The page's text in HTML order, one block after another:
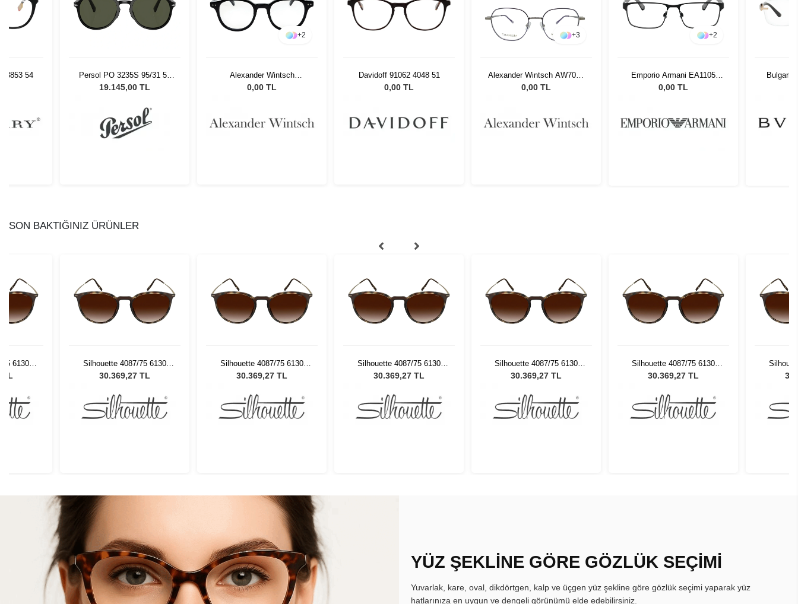
3853 54
Persol PO 3235S 95/31 55
Unisex Güneş Gözlüğü
19.145,00 TL
+2
Alexander Wintsch
AWD5009 C4
0,00 TL
Davidoff 91062 4048 51
0,00 TL
+3
Alexander Wintsch AW7006
C1
0,00 TL
+2
Emporio Armani EA1105
3014 54
0,00 TL
Bulgari
SON BAKTIĞINIZ ÜRÜNLER
6130
TL
Silhouette 4087/75 6130
Kadın Güneş Gözlüğü
30.369,27 TL
Silhouette 4087/75 6130
Kadın Güneş Gözlüğü
30.369,27 TL
Silhouette 4087/75 6130
Kadın Güneş Gözlüğü
30.369,27 TL
Silhouette 4087/75 6130
Kadın Güneş Gözlüğü
30.369,27 TL
Silhouette 4087/75 6130
Kadın Güneş Gözlüğü
30.369,27 TL
YÜZ ŞEKLİNE GÖRE GÖZLÜK SEÇİMİ
Yuvarlak, kare, oval, dikdörtgen, kalp ve üçgen yüz şekline göre gözlük seçimi yaparak yüz
hatlarınıza en uygun ve dengeli görünümü elde edebilirsiniz.